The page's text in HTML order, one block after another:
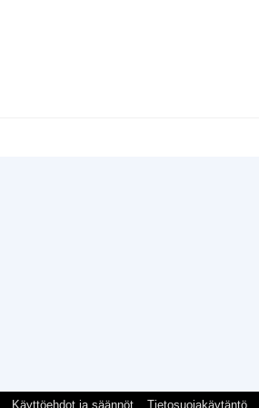
Käyttöehdot ja säännöt Tietosuojakäytäntö